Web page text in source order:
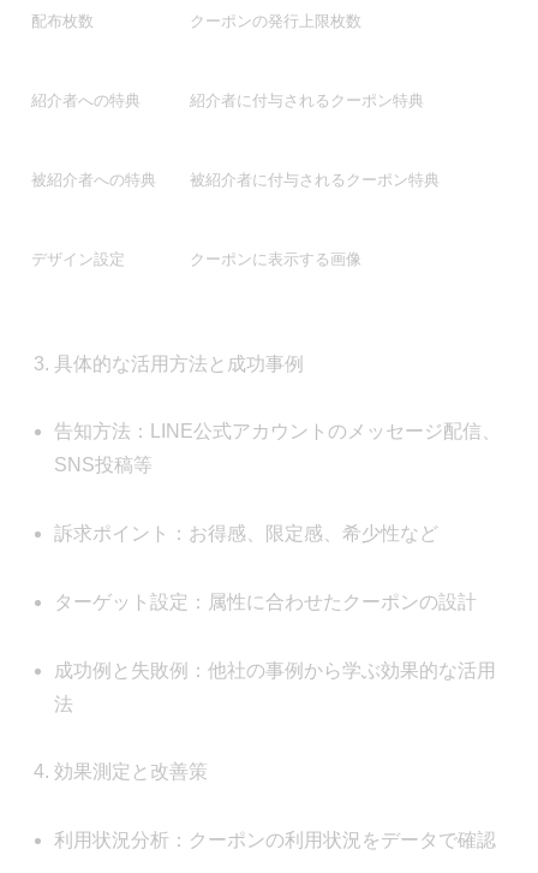
配布枚数 クーポンの発行上限枚数
紹介者への特典 紹介者に付与されるクーポン特典
被紹介者への特典 被紹介者に付与されるクーポン特典
デザイン設定 クーポンに表示する画像
具体的な活用方法と成功事例
告知方法：LINE公式アカウントのメッセージ配信、
SNS投稿等
訴求ポイント：お得感、限定感、希少性など
ターゲット設定：属性に合わせたクーポンの設計
成功例と失敗例：他社の事例から学ぶ効果的な活用
法
効果測定と改善策
利用状況分析：クーポンの利用状況をデータで確認